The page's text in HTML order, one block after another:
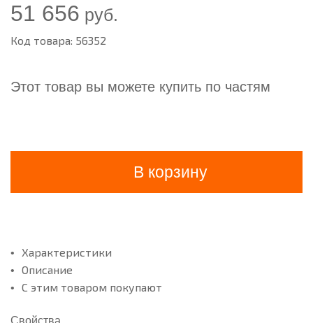
51 656 руб.
Код товара: 56352
Этот товар вы можете купить по частям
В корзину
Характеристики
Описание
С этим товаром покупают
Свойства